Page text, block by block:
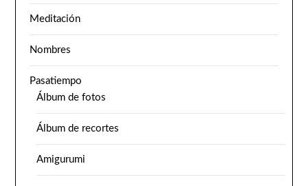
Meditación
Nombres
Pasatiempo
Álbum de fotos
Álbum de recortes
Amigurumi